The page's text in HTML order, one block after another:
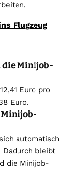
Flugzeug
die Minijob-
Euro pro
Euro.
Minijob-
automatisch
Dadurch bleibt
die Minijob-